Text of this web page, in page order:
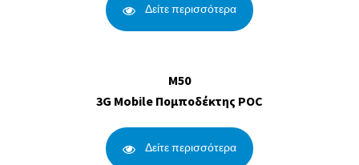
Δείτε περισσότερα
M50
3G Mobile Πομποδέκτης POC
Δείτε περισσότερα